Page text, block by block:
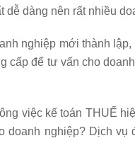
dễ dàng nên rất nhiều
nghiệp mới thành
cấp để tư vấn cho
việc kế toán THUẾ
doanh nghiệp? Dịch